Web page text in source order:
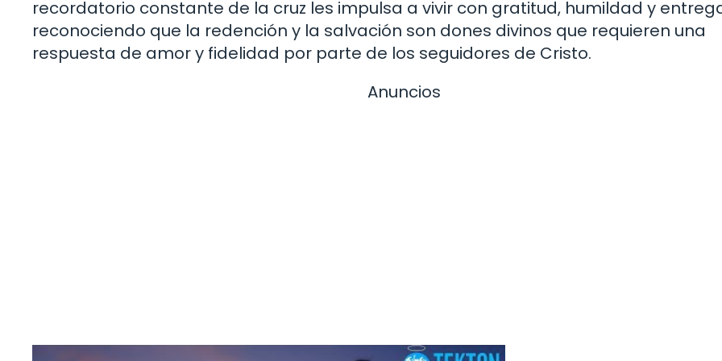
recordatorio constante de la cruz les impulsa a vivir con gratitud, humildad y
reconociendo que la redención y la salvación son dones divinos que requieren una
respuesta de amor y fidelidad por parte de los seguidores de Cristo.
Anuncios